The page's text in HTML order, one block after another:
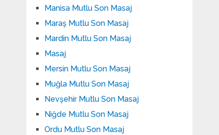
Manisa Mutlu Son Masaj
Maraş Mutlu Son Masaj
Mardin Mutlu Son Masaj
Masaj
Mersin Mutlu Son Masaj
Muğla Mutlu Son Masaj
Nevşehir Mutlu Son Masaj
Niğde Mutlu Son Masaj
Ordu Mutlu Son Masaj